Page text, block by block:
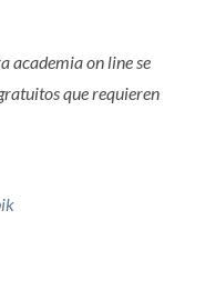
academia on line se
que requieren